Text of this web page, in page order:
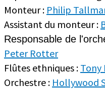
Monteur : Philip
Assistant du monteur :
Responsable de
Peter Rotter
Flûtes ethniques : Tony
Orchestre : Hollywood